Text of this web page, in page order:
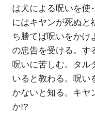
は犬による呪いを使
にはキヤンが死ぬと
ち勝てば呪いをかけ
の忠告を受ける。す
呪いに苦しむ。タル
いると教わる。呪い
かないと知る。キヤ
か!?